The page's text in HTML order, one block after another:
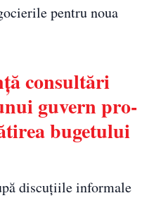
pentru noua
consultări
guvern pro-
bugetului
discuțiile informale